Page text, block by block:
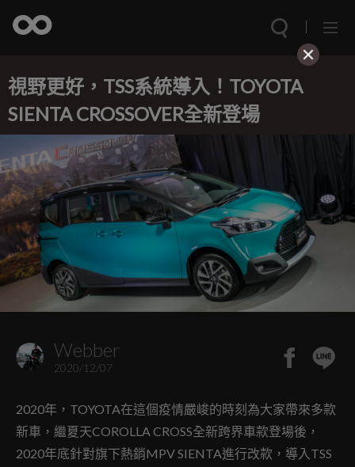
視野更好，TSS系統導入！TOYOTA
SIENTA CROSSOVER全新登場
Webber
2020/12/07
2020年，TOYOTA在這個疫情嚴峻的時刻為大家帶來多款
新車，繼夏天COROLLA CROSS全新跨界車款登場後，
2020年底針對旗下熱銷MPV SIENTA進行改款，導入TSS